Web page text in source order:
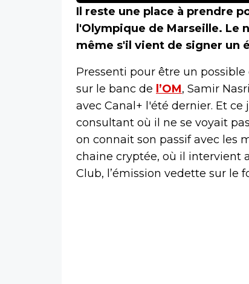
Il reste une place à prendre
l'Olympique de Marseille. Le
même s'il vient de signer un
Pressenti pour être un
sur le banc de l’OM, Samir
avec Canal+ l'été dernier. Et
consultant où il ne se voyait
on connait son passif avec les
chaine cryptée, où il intervient
Club, l’émission vedette sur le